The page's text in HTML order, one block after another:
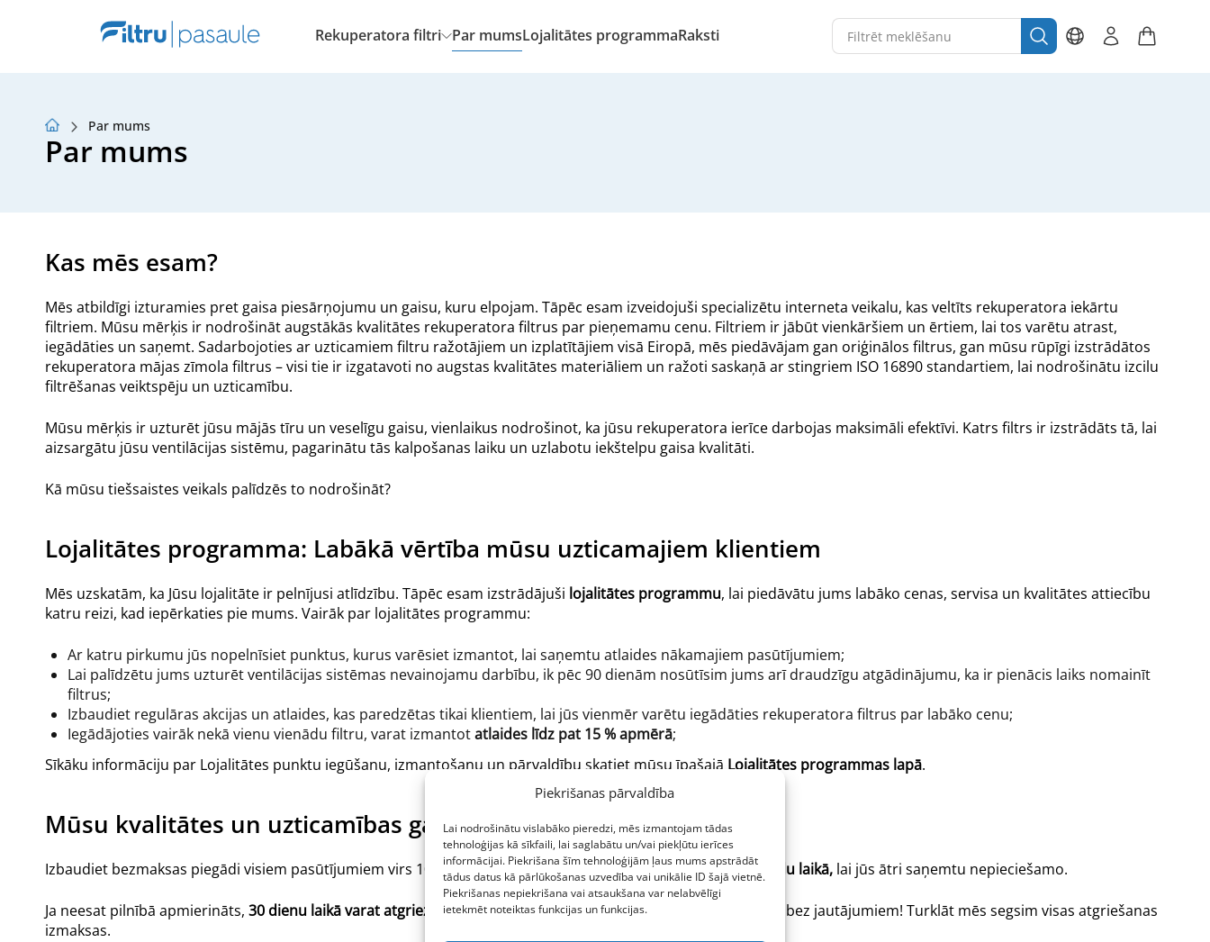
Piekrišanas pārvaldība
Lai nodrošinātu vislabāko pieredzi, mēs izmantojam tādas
tehnoloģijas kā sīkfaili, lai saglabātu un/vai piekļūtu ierīces
informācijai. Piekrišana šīm tehnoloģijām ļaus mums apstrādāt
tādus datus kā pārlūkošanas uzvedība vai unikālie ID šajā vietnē.
Piekrišanas nepiekrišana vai atsaukšana var nelabvēlīgi
ietekmēt noteiktas funkcijas un funkcijas.
Rekuperatora filtri Par mumsLojalitātes programmaRaksti
Par mums
Lojalitātes programma
Par mums
Par mums
Kas mēs esam?
Mēs atbildīgi izturamies pret gaisa piesārņojumu un gaisu, kuru elpojam. Tāpēc esam izveidojuši specializētu interneta veikalu, kas veltīts rekuperatora iekārtu
filtriem. Mūsu mērķis ir nodrošināt augstākās kvalitātes rekuperatora filtrus par pieņemamu cenu. Filtriem ir jābūt vienkāršiem un ērtiem, lai tos varētu atrast,
iegādāties un saņemt. Sadarbojoties ar uzticamiem filtru ražotājiem un izplatītājiem visā Eiropā, mēs piedāvājam gan oriģinālos filtrus, gan mūsu rūpīgi izstrādātos
rekuperatora mājas zīmola filtrus – visi tie ir izgatavoti no augstas kvalitātes materiāliem un ražoti saskaņā ar stingriem ISO 16890 standartiem, lai nodrošinātu izcilu
filtrēšanas veiktspēju un uzticamību.
Mūsu mērķis ir uzturēt jūsu mājās tīru un veselīgu gaisu, vienlaikus nodrošinot, ka jūsu rekuperatora ierīce darbojas maksimāli efektīvi. Katrs filtrs ir izstrādāts tā, lai
aizsargātu jūsu ventilācijas sistēmu, pagarinātu tās kalpošanas laiku un uzlabotu iekštelpu gaisa kvalitāti.
Kā mūsu tiešsaistes veikals palīdzēs to nodrošināt?
Lojalitātes programma: Labākā vērtība mūsu uzticamajiem klientiem
Mēs uzskatām, ka Jūsu lojalitāte ir pelnījusi atlīdzību. Tāpēc esam izstrādājuši lojalitātes programmu, lai piedāvātu jums labāko cenas, servisa un kvalitātes attiecību
katru reizi, kad iepērkaties pie mums. Vairāk par lojalitātes programmu:
Ar katru pirkumu jūs nopelnīsiet punktus, kurus varēsiet izmantot, lai saņemtu atlaides nākamajiem pasūtījumiem;
Lai palīdzētu jums uzturēt ventilācijas sistēmas nevainojamu darbību, ik pēc 90 dienām nosūtīsim jums arī draudzīgu atgādinājumu, ka ir pienācis laiks nomainīt
filtrus;
Izbaudiet regulāras akcijas un atlaides, kas paredzētas tikai klientiem, lai jūs vienmēr varētu iegādāties rekuperatora filtrus par labāko cenu;
Iegādājoties vairāk nekā vienu vienādu filtru, varat izmantotatlaides līdz pat 15 % apmērā;
Sīkāku informāciju par Lojalitātes punktu iegūšanu, izmantošanu un pārvaldību skatiet mūsu īpašajā Lojalitātes programmas lapā.
Mūsu kvalitātes un uzticamības garantija
Izbaudiet bezmaksas piegādi visiem pasūtījumiem virs 100 €! Lielākā daļa pasūtījumu tieknosūtīti 24-48 stundu laikā, lai jūs ātri saņemtu nepieciešamo.
Ja neesat pilnībā apmierināts, 30 dienu laikā varat atgriezt jebkuru produktu un saņemt pilnu kompensāciju
– bez jautājumiem! Turklāt mēs segsim visas atgriešanas
izmaksas.